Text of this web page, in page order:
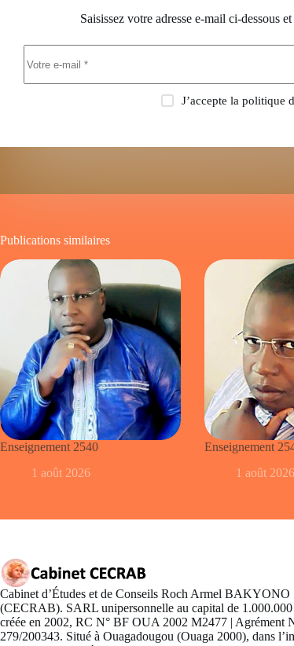
Saisissez votre adresse e-mail ci-dessous
J’accepte la politique
Publications similaires
Enseignement 2540
1 août 2026
Enseignement
1 août 2026
Cabinet d’Études et de Conseils Roch Armel BAKYONO
(CECRAB). SARL unipersonnelle au capital de
créée en 2002, RC N° BF OUA 2002 M2477 | Agrément
279/200343. Situé à Ouagadougou (Ouaga 2000), dans